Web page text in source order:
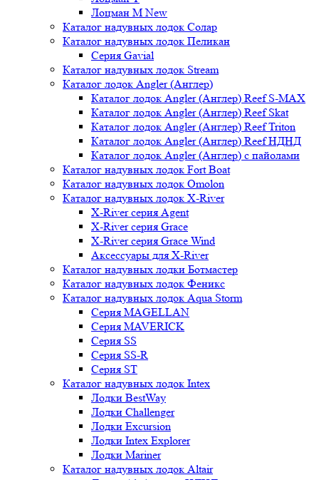
Лоцман М New
Каталог надувных лодок Солар
Каталог надувных лодок Пеликан
Серия Gavial
Каталог надувных лодок Stream
Каталог лодок Angler (Англер)
Каталог лодок Angler (Англер) Reef S-MAX
Каталог лодок Angler (Англер) Reef Skat
Каталог лодок Angler (Англер) Reef Triton
Каталог лодок Angler (Англер) Reef НДНД
Каталог лодок Angler (Англер) с пайолами
Каталог надувных лодок Fort Boat
Каталог надувных лодок Omolon
Каталог надувных лодок X-River
X-River серия Agent
X-River серия Grace
X-River серия Grace Wind
Аксессуары для X-River
Каталог надувных лодки Ботмастер
Каталог надувных лодок Феникc
Каталог надувных лодок Aqua Storm
Серия MAGELLAN
Серия MAVERICK
Серия SS
Серия SS-R
Серия ST
Каталог надувных лодок Intex
Лодки BestWay
Лодки Challenger
Лодки Excursion
Лодки Intex Explorer
Лодки Mariner
Каталог надувных лодок Altair